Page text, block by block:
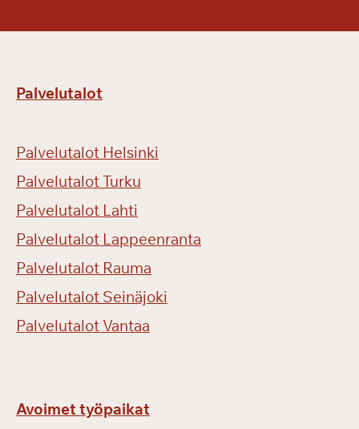
Palvelutalot
Palvelutalot Helsinki
Palvelutalot Turku
Palvelutalot Lahti
Palvelutalot Lappeenranta
Palvelutalot Rauma
Palvelutalot Seinäjoki
Palvelutalot Vantaa
Avoimet työpaikat